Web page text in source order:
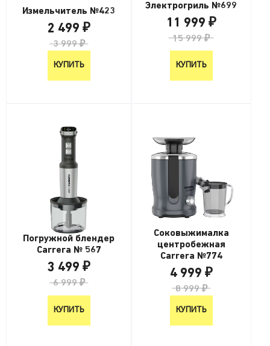
Измельчитель №423
2 499 ₽
3 999 ₽
КУПИТЬ
Электрогриль №699
11 999 ₽
15 999 ₽
КУПИТЬ
Погружной блендер
Carrera № 567
3 499 ₽
6 999 ₽
КУПИТЬ
Соковыжималка
центробежная
Carrera №774
4 999 ₽
8 999 ₽
КУПИТЬ